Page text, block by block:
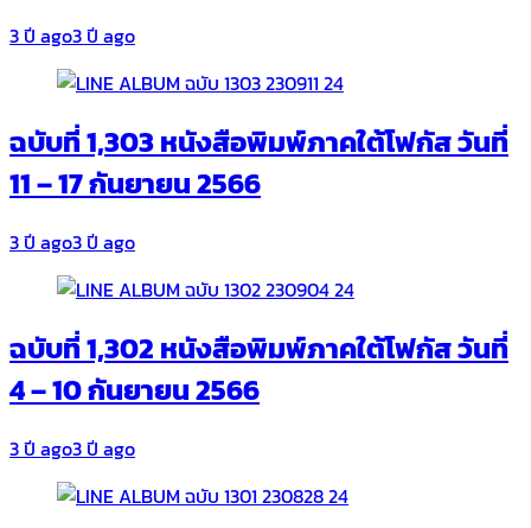
3 ปี ago3 ปี ago
ฉบับที่ 1,303 หนังสือพิมพ์ภาคใต้โฟกัส วันที่
11 – 17 กันยายน 2566
3 ปี ago3 ปี ago
ฉบับที่ 1,302 หนังสือพิมพ์ภาคใต้โฟกัส วันที่
4 – 10 กันยายน 2566
3 ปี ago3 ปี ago